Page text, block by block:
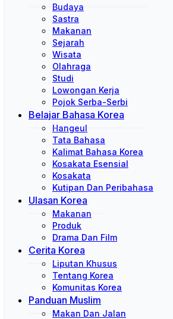
Budaya
Sastra
Makanan
Sejarah
Wisata
Olahraga
Studi
Lowongan Kerja
Pojok Serba-Serbi
Belajar Bahasa Korea
Hangeul
Tata Bahasa
Kalimat Bahasa Korea
Kosakata Esensial
Kosakata
Kutipan Dan Peribahasa
Ulasan Korea
Makanan
Produk
Drama Dan Film
Cerita Korea
Liputan Khusus
Tentang Korea
Komunitas Korea
Panduan Muslim
Makan Dan Jalan